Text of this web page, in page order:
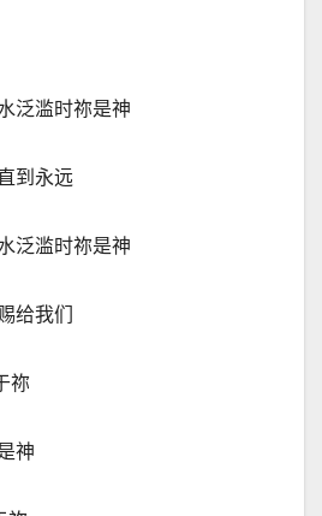
泛滥时祢是神
到永远
泛滥时祢是神
给我们
祢
神